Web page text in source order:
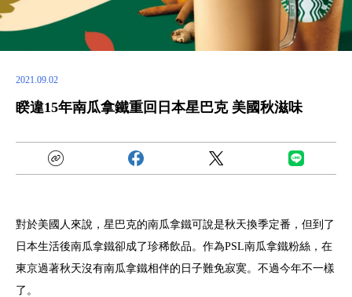
2021.09.02
睽違15年南瓜拿鐵重回日本星巴克 美國秋滋味
對於美國人來說，星巴克的南瓜拿鐵可說是秋天換季定番，但到了
日本生活後南瓜拿鐵卻成了珍稀飲品。作為PSL南瓜拿鐵粉絲，在
東京過著秋天沒有南瓜拿鐵相伴的日子難免寂寞。不過今年不一樣
了。